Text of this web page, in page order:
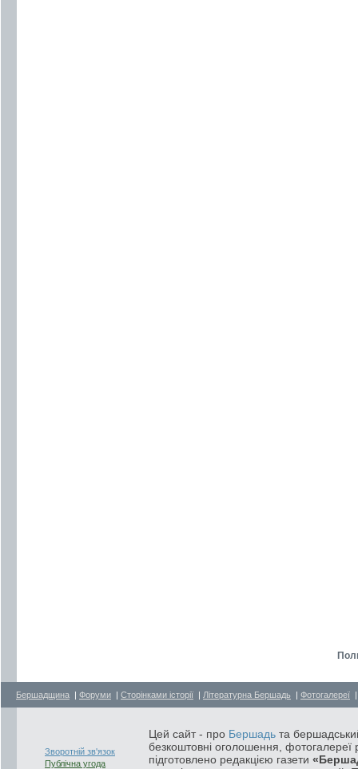
Бершадщина | Форуми | Сторінками історії | Літературна Бершадь | Фотогалереї
Зворотній зв'язок
Публічна угода
Цей сайт - про Бершадь та
безкоштовні оголошення, фотогалереї
підготовлено редакцією газети